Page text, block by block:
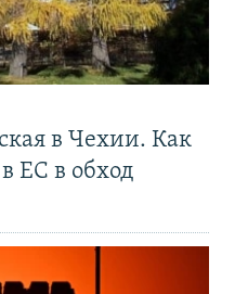
в Чехии. Как
ЕС в обход